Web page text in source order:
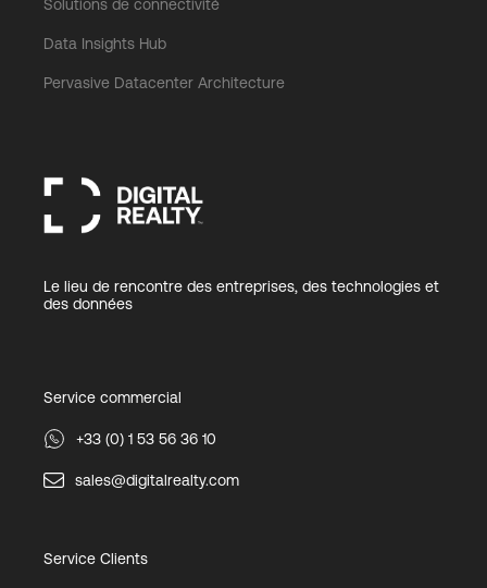
Solutions de connectivité
Data Insights Hub
Pervasive Datacenter Architecture
Le lieu de rencontre des entreprises, des technologies et
des données
Service commercial
+33 (0) 1 53 56 36 10
sales@digitalrealty.com
Service Clients